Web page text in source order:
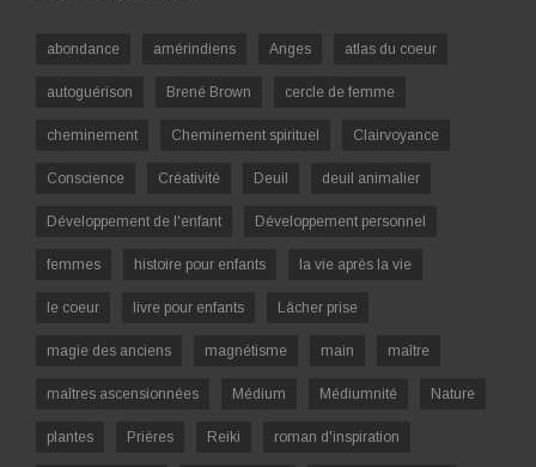
abondance amérindiens Anges atlas du coeur
autoguérison Brené Brown cercle de femme
cheminement Cheminement spirituel Clairvoyance
Conscience Créativité Deuil deuil animalier
Développement de l'enfant Développement personnel
femmes histoire pour enfants la vie après la vie
le coeur livre pour enfants Lâcher prise
magie des anciens magnétisme main maître
maîtres ascensionnées Médium Médiumnité Nature
plantes Prières Reiki roman d'inspiration